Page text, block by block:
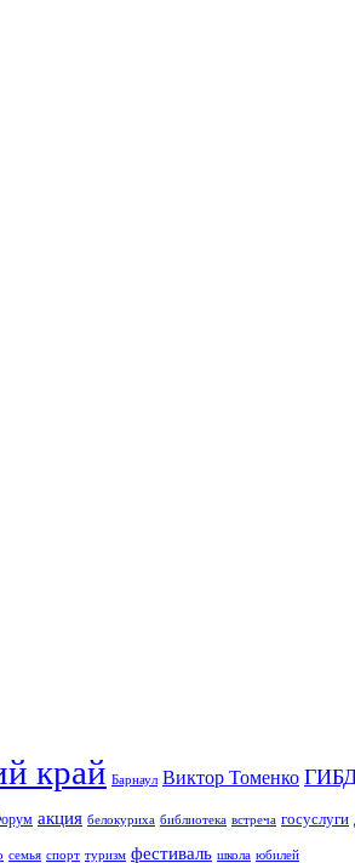
край Барнаул Виктор Томенко
акция белокуриха библиотека встреча госуслуги
семья спорт туризм фестиваль школа юбилей